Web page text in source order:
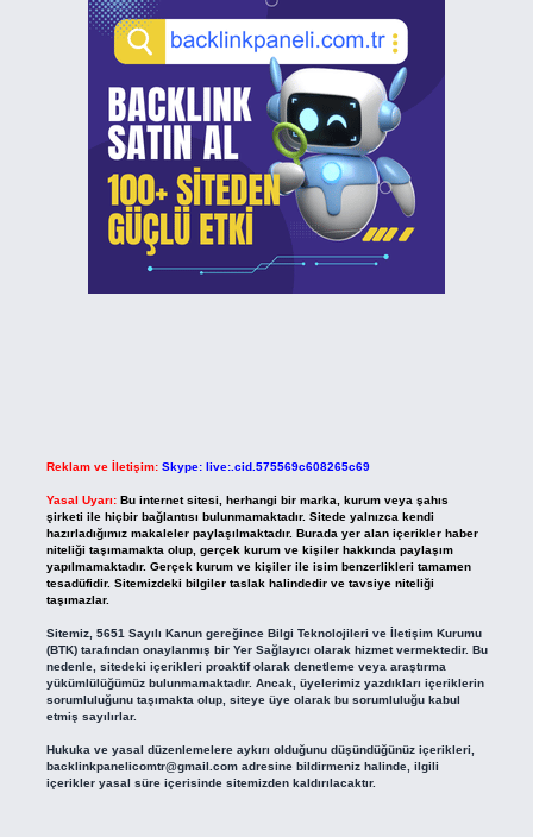
Reklam ve İletişim: Skype: live:.cid.575569c608265c69
Yasal Uyarı: Bu internet sitesi, herhangi bir marka, kurum veya şahıs
şirketi ile hiçbir bağlantısı bulunmamaktadır. Sitede yalnızca kendi
hazırladığımız makaleler paylaşılmaktadır. Burada yer alan içerikler haber
niteliği taşımamakta olup, gerçek kurum ve kişiler hakkında paylaşım
yapılmamaktadır. Gerçek kurum ve kişiler ile isim benzerlikleri tamamen
tesadüfidir. Sitemizdeki bilgiler taslak halindedir ve tavsiye niteliği
taşımazlar.
Sitemiz, 5651 Sayılı Kanun gereğince Bilgi Teknolojileri ve İletişim Kurumu
(BTK) tarafından onaylanmış bir Yer Sağlayıcı olarak hizmet vermektedir. Bu
nedenle, sitedeki içerikleri proaktif olarak denetleme veya araştırma
yükümlülüğümüz bulunmamaktadır. Ancak, üyelerimiz yazdıkları içeriklerin
sorumluluğunu taşımakta olup, siteye üye olarak bu sorumluluğu kabul
etmiş sayılırlar.
Hukuka ve yasal düzenlemelere aykırı olduğunu düşündüğünüz içerikleri,
backlinkpanelicomtr@gmail.comadresine bildirmeniz halinde, ilgili
içerikler yasal süre içerisinde sitemizden kaldırılacaktır.